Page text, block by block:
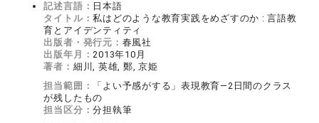
記述言語： 日本語
タイトル：私はどのような教育実践をめざすのか : 言語教
育とアイデンティティ
出版者・発行元： 春風社
出版年月：2013年10月
著者： 細川, 英雄, 鄭, 京姫
担当範囲：
「よい予感がする」表現教育―2日間のクラス
が残したもの
担当区分：分担執筆